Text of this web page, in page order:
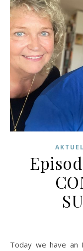
Today we have an English speaking guest again! It’s an